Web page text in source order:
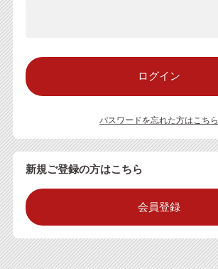
パスワードを忘れた方はこちら
新規ご登録の方はこちら
会員登録